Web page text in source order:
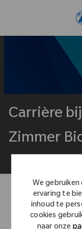
We
ervaring te
inhoud te
cookies
naar onze
Carrière bij
Zimmer